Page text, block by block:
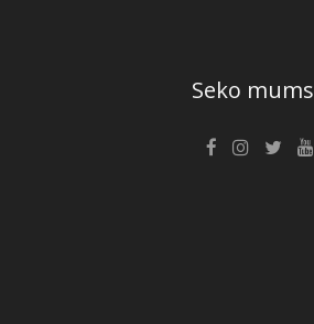
Seko mums